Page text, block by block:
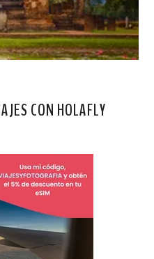
CON HOLAFLY